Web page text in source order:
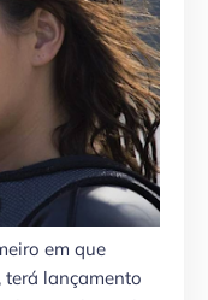
em que
lançamento